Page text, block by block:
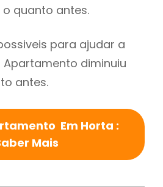
quanto antes.
para ajudar a
diminuiu
antes.
Em Horta :
Mais